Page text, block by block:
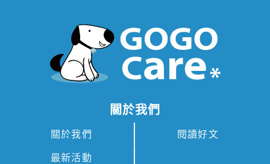
關於我們
關於我們 閱讀好文
最新活動